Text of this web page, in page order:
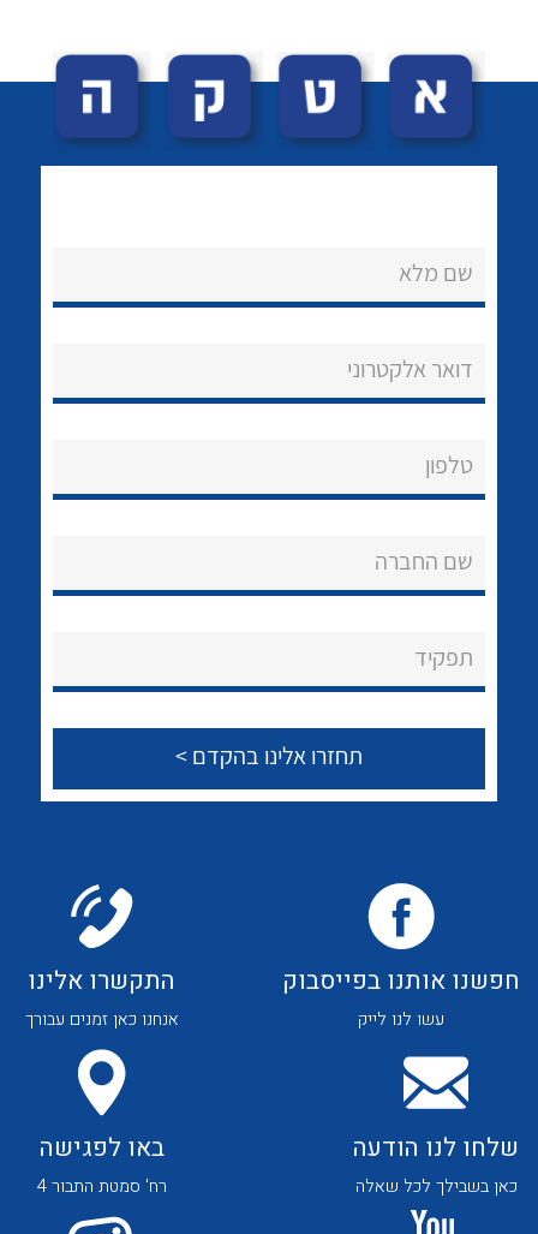
נקודות מכירה
About Ateka Ltd.
לכל מוצרי היצרן
לכל מוצרי היצרן
לכל מוצרי היצרן לכל מוצרי היצרן
לכל מוצרי היצרן לכל מוצרי היצרן
שם מלא
דואר אלקטרוני
טלפון
שם החברה
תפקיד
חפשנו אותנו בפייסבוק
עשו לנו לייק
התקשרו אלינו
אנחנו כאן זמנים עבורך
שלחו לנו הודעה
כאן בשבילך לכל שאלה
באו לפגישה
רח' סמטת התבור 4